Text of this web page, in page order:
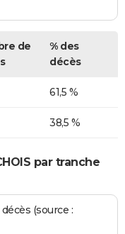
de
% des
décès
61,5 %
38,5 %
par tranche
(source :